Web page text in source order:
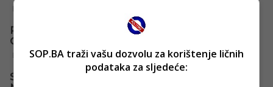
SOP.BA traži vašu dozvolu za korištenje ličnih
podataka za sljedeće: